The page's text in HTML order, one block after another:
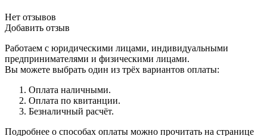
Нет отзывов
Добавить отзыв
Работаем с юридическими лицами, индивидуальными
предпринимателями и физическими лицами.
Вы можете выбрать один из трёх вариантов оплаты:
Оплата наличными.
Оплата по квитанции.
Безналичный расчёт.
Подробнее о способах оплаты можно прочитать на странице